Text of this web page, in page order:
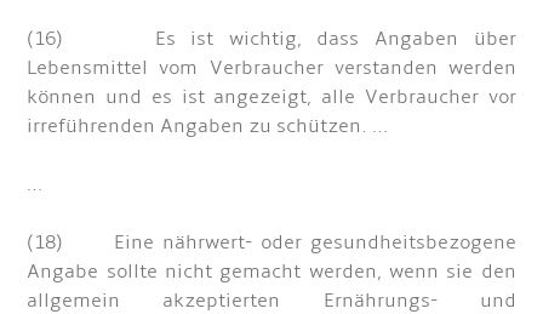
(16) Es ist wichtig, dass Angaben über
Lebensmittel vom Verbraucher verstanden werden
können und es ist angezeigt, alle Verbraucher vor
irreführenden Angaben zu schützen. …
…
(18) Eine nährwert- oder gesundheitsbezogene
Angabe sollte nicht gemacht werden, wenn sie den
allgemein akzeptierten Ernährungs- und